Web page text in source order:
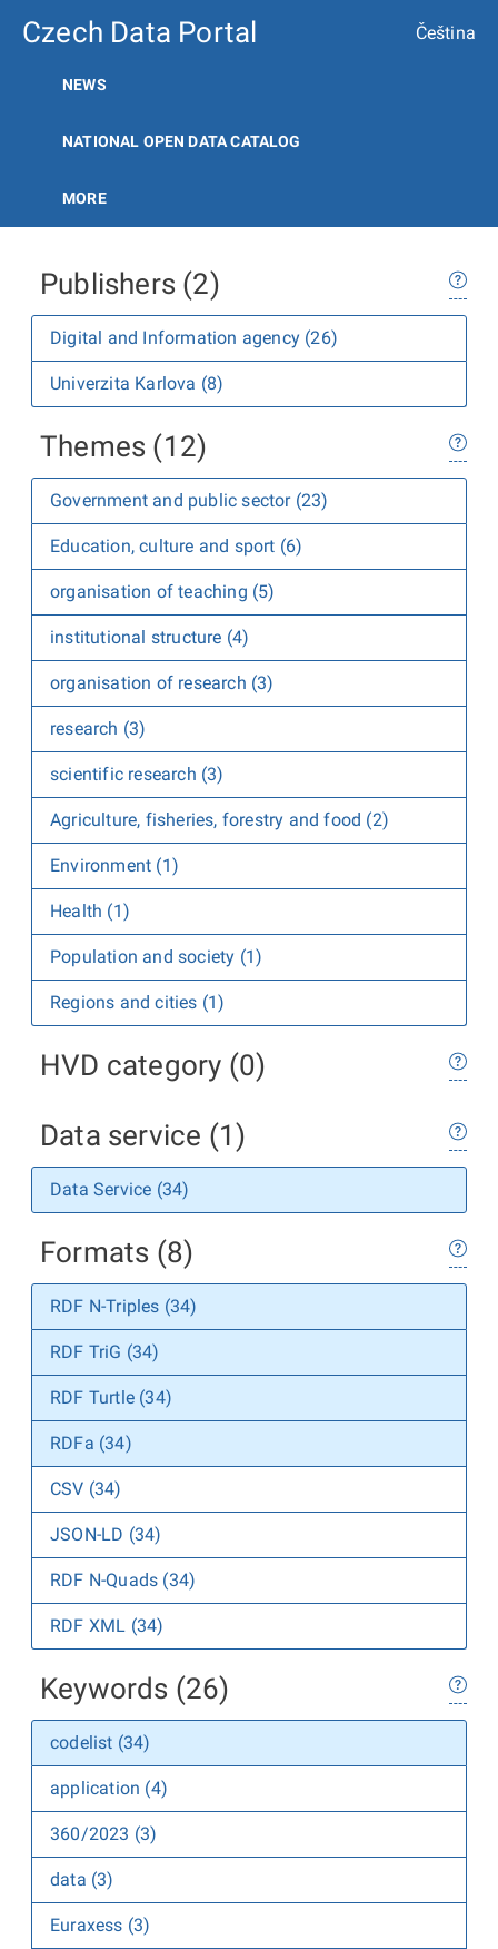
Czech Data Portal Čeština
NEWS
NATIONAL OPEN DATA CATALOG
MORE
Publishers (2)
Digital and Information agency (26)
Univerzita Karlova (8)
Themes (12)
Government and public sector (23)
Education, culture and sport (6)
organisation of teaching (5)
institutional structure (4)
organisation of research (3)
research (3)
scientific research (3)
Agriculture, fisheries, forestry and food (2)
Environment (1)
Health (1)
Population and society (1)
Regions and cities (1)
HVD category (0)
Data service (1)
Data Service (34)
Formats (8)
RDF N-Triples (34)
RDF TriG (34)
RDF Turtle (34)
RDFa (34)
CSV (34)
JSON-LD (34)
RDF N-Quads (34)
RDF XML (34)
Keywords (26)
codelist (34)
application (4)
360/2023 (3)
data (3)
Euraxess (3)